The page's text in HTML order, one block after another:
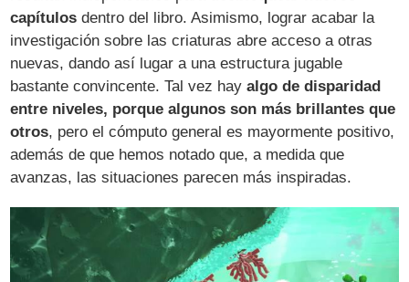
capítulos dentro del libro. Asimismo, lograr acabar la
investigación sobre las criaturas abre acceso a otras
nuevas, dando así lugar a una estructura jugable
bastante convincente. Tal vez hayalgo de disparidad
entre niveles, porque algunos son más brillantes que
otros, pero el cómputo general es mayormente positivo,
además de que hemos notado que, a medida que
avanzas, las situaciones parecen más inspiradas.